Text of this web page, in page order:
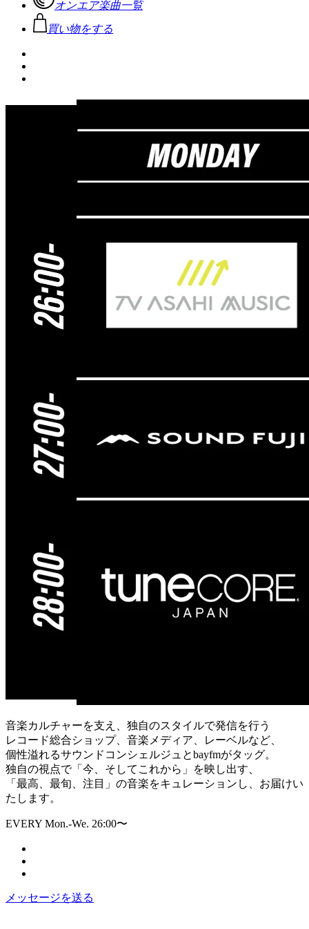
オンエア楽曲一覧
買い物をする
音楽カルチャーを支え、独自のスタイルで発信を行う
レコード総合ショップ、音楽メディア、レーベルなど、
個性溢れるサウンドコンシェルジュとbayfmがタッグ。
独自の視点で「今、そしてこれから」を映し出す、
「最高、最旬、注目」の音楽をキュレーションし、お届けい
たします。
EVERY Mon.-We. 26:00〜
メッセージを送る